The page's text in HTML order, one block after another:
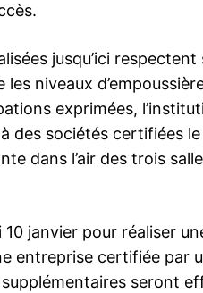
jusqu’ici
niveaux
exprimées,
des sociétés certifiées
dans l’air des trois
janvier pour réaliser
entreprise certifiée par
seront